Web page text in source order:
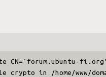
fi.org'
in /home/www/